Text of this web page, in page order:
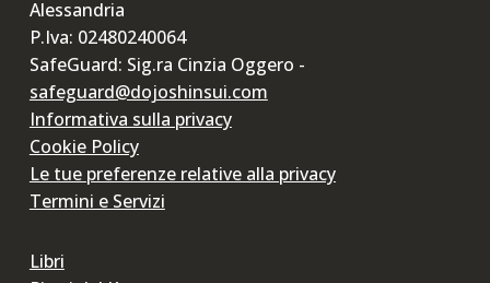
Alessandria
P.Iva: 02480240064
SafeGuard: Sig.ra Cinzia Oggero -
safeguard@dojoshinsui.com
Informativa sulla privacy
Cookie Policy
Le tue preferenze relative alla privacy
Termini e Servizi
Libri